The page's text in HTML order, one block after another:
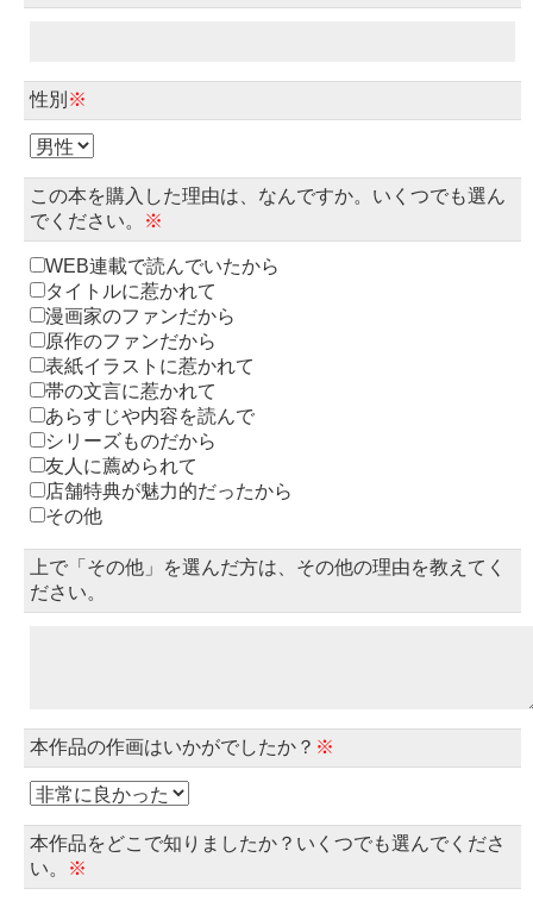
性別 ※
この本を購入した理由は、なんですか。いくつでも選ん
でください。
※
WEB連載で読んでいたから
タイトルに惹かれて
漫画家のファンだから
原作のファンだから
表紙イラストに惹かれて
帯の文言に惹かれて
あらすじや内容を読んで
シリーズものだから
友人に薦められて
店舗特典が魅力的だったから
その他
上で「その他」を選んだ方は、その他の理由を教えてく
ださい。
本作品の作画はいかがでしたか？ ※
本作品をどこで知りましたか？いくつでも選んでくださ
い。
※